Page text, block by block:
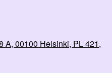
A, 00100 Helsinki, PL 421,